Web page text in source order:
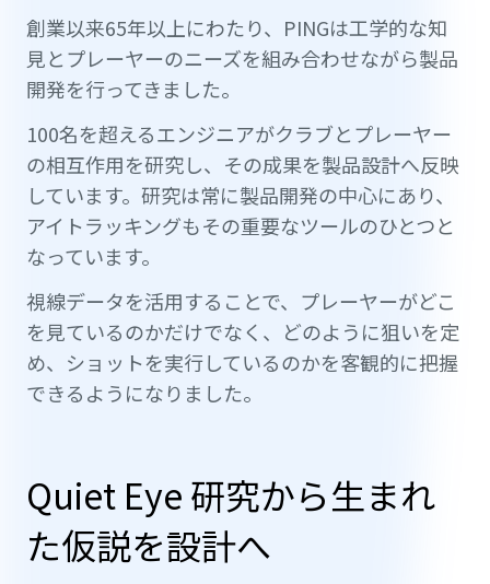
創業以来65年以上にわたり、PINGは工学的な知
見とプレーヤーのニーズを組み合わせながら製品
開発を行ってきました。
100名を超えるエンジニアがクラブとプレーヤー
の相互作用を研究し、その成果を製品設計へ反映
しています。研究は常に製品開発の中心にあり、
アイトラッキングもその重要なツールのひとつと
なっています。
視線データを活用することで、プレーヤーがどこ
を見ているのかだけでなく、どのように狙いを定
め、ショットを実行しているのかを客観的に把握
できるようになりました。
Quiet Eye 研究から生まれ
た仮説を設計へ